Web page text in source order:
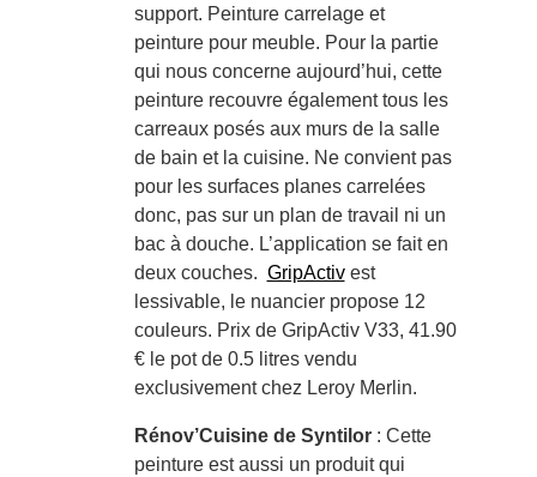
support. Peinture carrelage et
peinture pour meuble. Pour la partie
qui nous concerne aujourd’hui, cette
peinture recouvre également tous les
carreaux posés aux murs de la salle
de bain et la cuisine. Ne convient pas
pour les surfaces planes carrelées
donc, pas sur un plan de travail ni un
bac à douche. L’application se fait en
deux couches. GripActivest
lessivable, le nuancier propose 12
couleurs. Prix de GripActiv V33, 41.90
€ le pot de 0.5 litres vendu
exclusivement chez Leroy Merlin.
Rénov’Cuisine de Syntilor: Cette
peinture est aussi un produit qui